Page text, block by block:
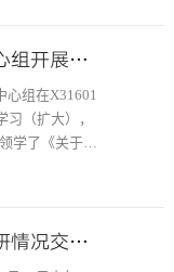
学院党委理论学习中心组开展集体学习
心组在X31601
（扩大），
学了《关于认
学院召开主题教育调研情况交流会